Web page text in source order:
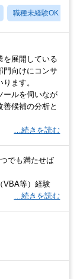
職種未経験OK
を展開している
門向けにコンサ
ます。
ールを伺いなが
善候補の分析と
…続きを読む
でも満たせば
VBA等）経験
…続きを読む